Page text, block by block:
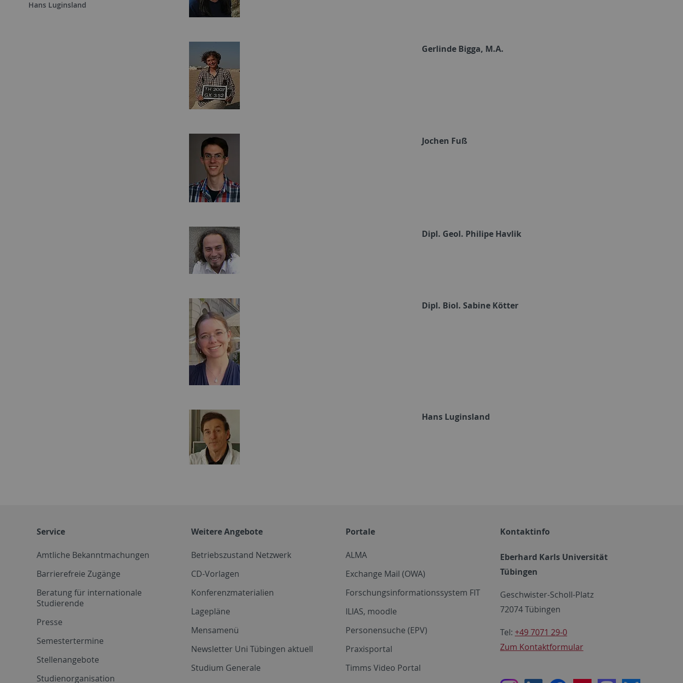
Hans Luginsland
Gerlinde Bigga, M.A.
Jochen Fuß
Dipl. Geol. Philipe Havlik
Dipl. Biol. Sabine Kötter
Hans Luginsland
Service
Amtliche Bekanntmachungen
Barrierefreie Zugänge
Beratung für internationale
Studierende
Presse
Semestertermine
Stellenangebote
Studienorganisation
Weitere Angebote
Betriebszustand Netzwerk
CD-Vorlagen
Konferenzmaterialien
Lagepläne
Mensamenü
Newsletter Uni Tübingen aktuell
Studium Generale
Portale
ALMA
Exchange Mail (OWA)
Forschungsinformationssystem FIT
ILIAS, moodle
Personensuche (EPV)
Praxisportal
Timms Video Portal
Kontaktinfo
Eberhard Karls Universität
Tübingen
Geschwister-Scholl-Platz
72074 Tübingen
Tel: +49 7071 29-0
Zum Kontaktformular